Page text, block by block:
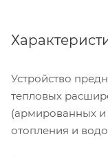
Устройство
тепловых
(армированных и
отопления и